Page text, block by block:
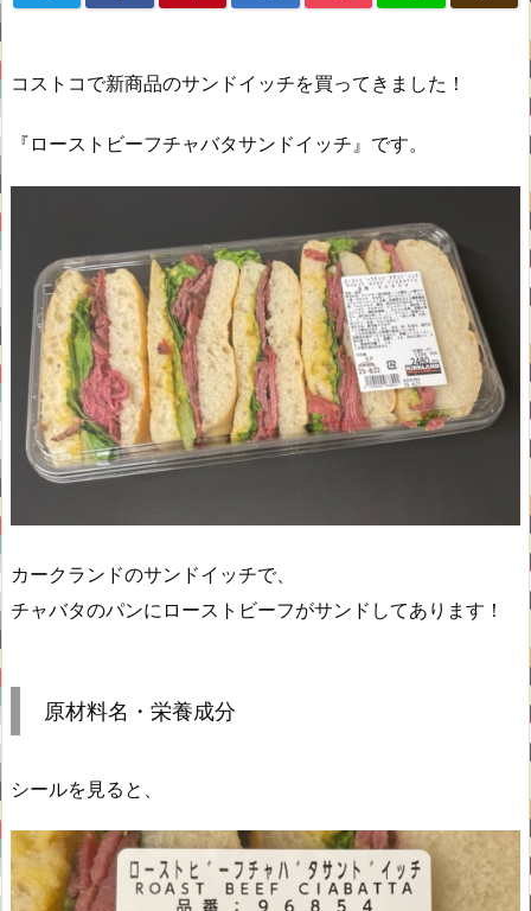
コストコで新商品のサンドイッチを買ってきました！
『ローストビーフチャバタサンドイッチ』です。
カークランドのサンドイッチで、
チャバタのパンにローストビーフがサンドしてあります！
原材料名・栄養成分
シールを見ると、